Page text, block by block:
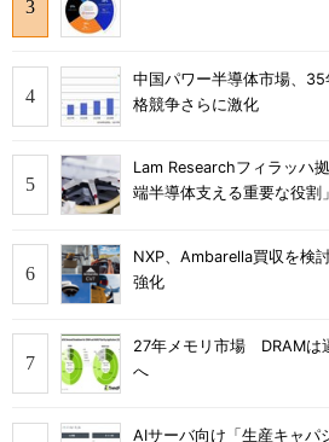
中国パワー半導体市場、
格競争さらに激化
Lam Researchフィラッハ
端半導体支える重要な役割」
NXP、Ambarella買収を検
強化
27年メモリ市場 DRAMは
へ
AIサーバ向け「生産キャパ